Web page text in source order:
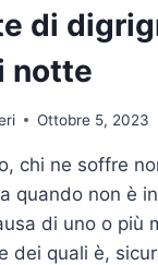
di
notte
Ottobre 5, 2023
chi ne soffre
quando non è
di uno o più
dei quali è,